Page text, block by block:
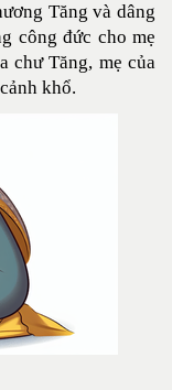
Tăng và dâng
công đức cho mẹ
chư Tăng, mẹ của
khổ.